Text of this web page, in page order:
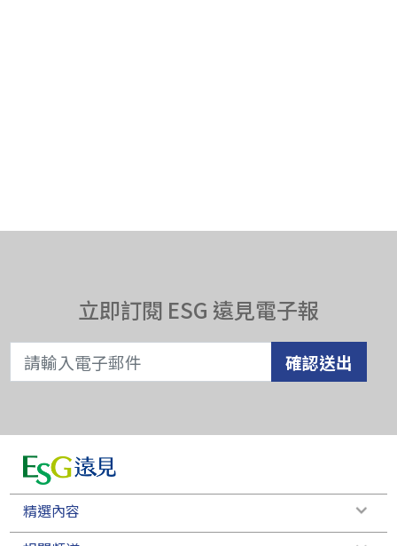
立即訂閱 ESG 遠見電子報
確認送出
精選內容